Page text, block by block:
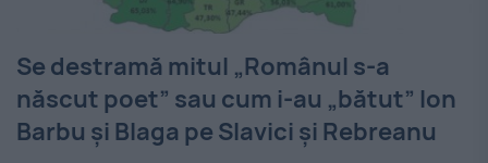
Se destramă mitul „Românul s-a
născut poet” sau cum i-au „bătut” Ion
Barbu și Blaga pe Slavici și Rebreanu